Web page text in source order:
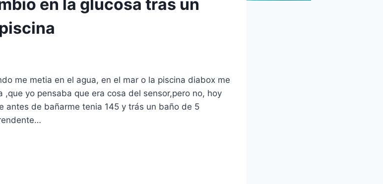
en la glucosa tras un
me metia en el agua, en el mar o la piscina diabox me
yo pensaba que era cosa del sensor,pero no, hoy
antes de bañarme tenia 145 y trás un baño de 5